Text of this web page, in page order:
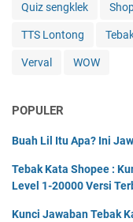
Quiz sengklek
TTS Lontong
Verval WOW
POPULER
Buah Lil Itu Apa? Ini
Tebak Kata Shopee :
Level 1-20000 Versi
Kunci Jawaban Tebak